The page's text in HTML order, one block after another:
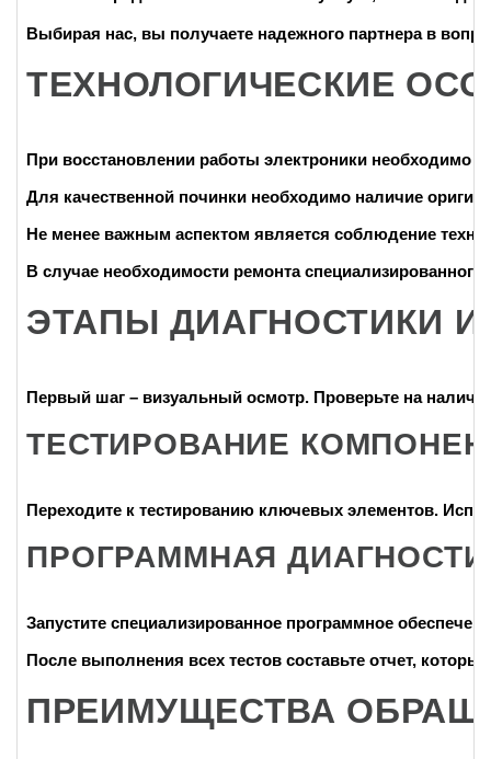
Выбирая нас, вы получаете надежного партнера в
ТЕХНОЛОГИЧЕСКИЕ
При восстановлении работы электроники необходимо
Для качественной починки необходимо наличие
Не менее важным аспектом является соблюдение
В случае необходимости ремонта
ЭТАПЫ ДИАГНОСТИКИ
Первый шаг – визуальный осмотр. Проверьте на
ТЕСТИРОВАНИЕ
Переходите к тестированию ключевых элементов.
ПРОГРАММНАЯ
Запустите специализированное программное
После выполнения всех тестов составьте отчет,
ПРЕИМУЩЕСТВА